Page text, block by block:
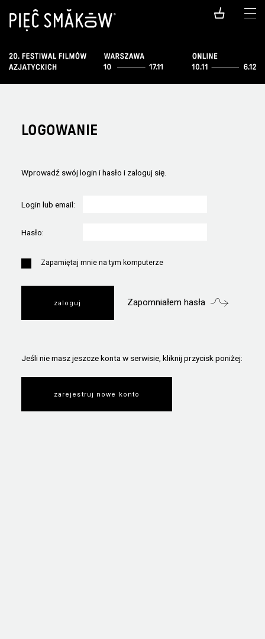
LOGOWANIE
Wprowadź swój login i hasło i zaloguj się.
Login lub email:
Hasło:
Zapamiętaj mnie na tym komputerze
Zapomniałem hasła
Jeśli nie masz jeszcze konta w serwisie, kliknij przycisk poniżej:
zarejestruj nowe konto